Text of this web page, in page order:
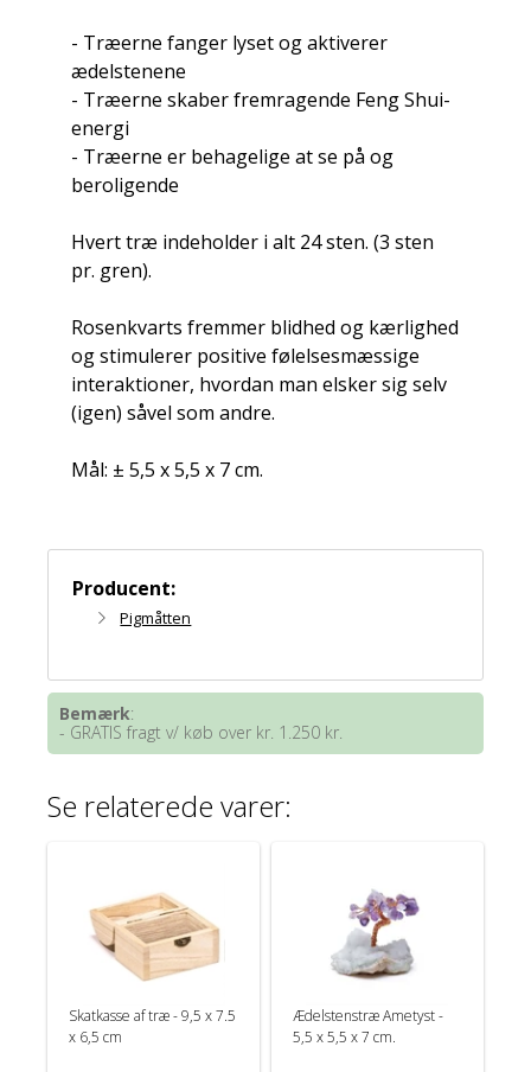
- Træerne fanger lyset og aktiverer
ædelstenene
- Træerne skaber fremragende Feng Shui-
energi
- Træerne er behagelige at se på og
beroligende
Hvert træ indeholder i alt 24 sten. (3 sten
pr. gren).
Rosenkvarts fremmer blidhed og kærlighed
og stimulerer positive følelsesmæssige
interaktioner, hvordan man elsker sig selv
(igen) såvel som andre.
Mål: ± 5,5 x 5,5 x 7 cm.
Producent:
Pigmåtten
Bemærk:
- GRATIS fragt v/ køb over kr. 1.250 kr.
Se relaterede varer:
Skatkasse af træ - 9,5 x 7.5
x 6,5 cm
Ædelstenstræ Ametyst -
5,5 x 5,5 x 7 cm.